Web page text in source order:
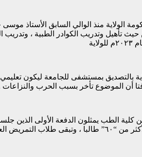
الولاية منذ الوالي السابق الأستاذ
تأهيل وتدريب الكوادر الطبية ،
بالتصديق بمستشفى للجامعة ليكون
أن الموضوع تأخر بسبب الحرب والنزاعات
تجهيز كل الإحتياجات .